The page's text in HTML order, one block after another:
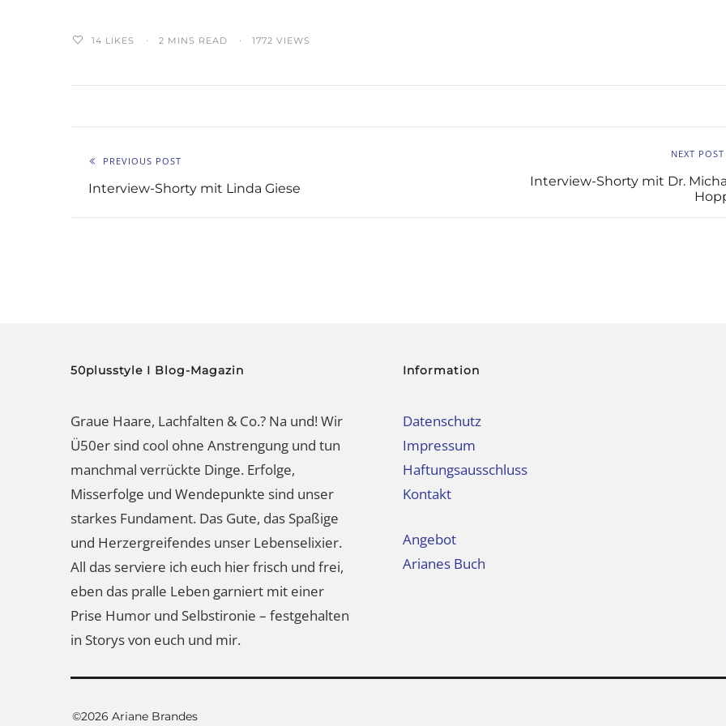
14 LIKES 2 MINS READ 1772 VIEWS
PREVIOUS POST
Interview-Shorty mit Linda Giese
NEXT POST
Interview-Shorty mit Dr.
50plusstyle I Blog-Magazin
Graue Haare, Lachfalten & Co.? Na und! Wir
Ü50er sind cool ohne Anstrengung und tun
manchmal verrückte Dinge. Erfolge,
Misserfolge und Wendepunkte sind unser
starkes Fundament. Das Gute, das Spaßige
und Herzergreifendes unser Lebenselixier.
All das serviere ich euch hier frisch und frei,
eben das pralle Leben garniert mit einer
Prise Humor und Selbstironie – festgehalten
in Storys von euch und mir.
Information
Datenschutz
Impressum
Haftungsausschluss
Kontakt
Angebot
Arianes Buch
©2026 Ariane Brandes